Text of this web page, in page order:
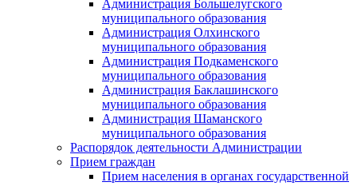
Администрация Большелугского
муниципального образования
Администрация Олхинского
муниципального образования
Администрация Подкаменского
муниципального образования
Администрация Баклашинского
муниципального образования
Администрация Шаманского
муниципального образования
Распорядок деятельности Администрации
Прием граждан
Прием населения в органах государственной